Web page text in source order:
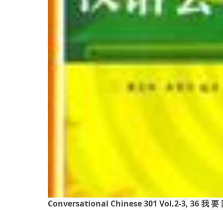
Conversational Chinese 301 Vol.2-3, 36 我 要